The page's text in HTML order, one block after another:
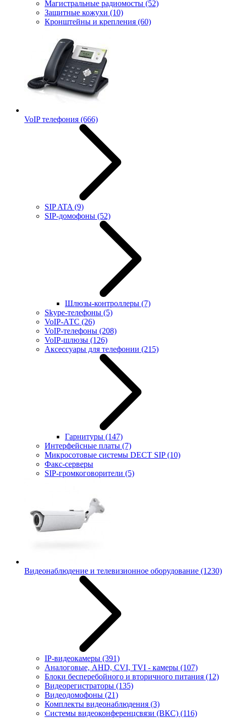
Магистральные радиомосты (52)
Защитные кожухи (10)
Кронштейны и крепления (60)
VoIP телефония (666)
SIP ATA (9)
SIP-домофоны (52)
Шлюзы-контроллеры (7)
Skype-телефоны (5)
VoIP-АТС (26)
VoIP-телефоны (208)
VoIP-шлюзы (126)
Аксессуары для телефонии (215)
Гарнитуры (147)
Интерфейсные платы (7)
Микросотовые системы DECT SIP(10)
Факс-серверы
SIP-громкоговорители (5)
Видеонаблюдение и телевизионное оборудование (1230)
IP-видеокамеры (391)
Аналоговые, AHD, CVI, TVI - камеры (107)
Блоки бесперебойного и вторичного питания (12)
Видеорегистраторы (135)
Видеодомофоны (21)
Комплекты видеонаблюдения (3)
Системы видеоконференцсвязи (ВКС) (116)